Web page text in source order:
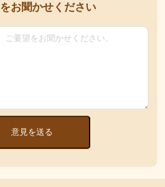
お聞かせください
意見を送る